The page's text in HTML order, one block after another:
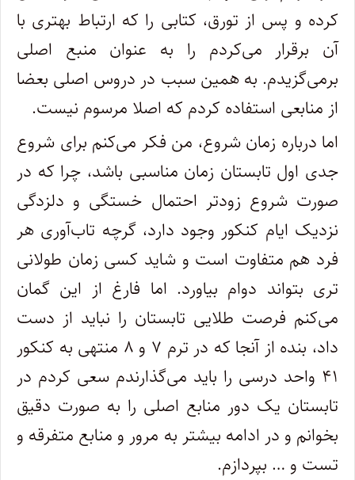
کرده و پس از تورق، کتابی را که ارتباط بهتری با
آن برقرار می‌کردم را به عنوان منبع اصلی
برمی‌گزیدم. به همین سبب در دروس اصلی بعضا
از منابعی استفاده کردم که اصلا مرسوم نیست.
اما درباره زمان شروع، من فکر می‌کنم برای شروع
جدی اول تابستان زمان مناسبی باشد، چرا که در
صورت شروع زودتر احتمال خستگی و دلزدگی
نزدیک ایام کنکور وجود دارد، گرچه تاب‌آوری هر
فرد هم متفاوت است و شاید کسی زمان طولانی
تری بتواند دوام بیاورد. اما فارغ از این گمان
می‌کنم فرصت طلایی تابستان را نباید از دست
داد، بنده از آنجا که در ترم ۷ و ۸ منتهی به کنکور
۴۱ واحد درسی را باید می‌گذارندم سعی کردم در
تابستان یک دور منابع اصلی را به صورت دقیق
بخوانم و در ادامه بیشتر به مرور و منابع متفرقه و
تست و … بپردازم.